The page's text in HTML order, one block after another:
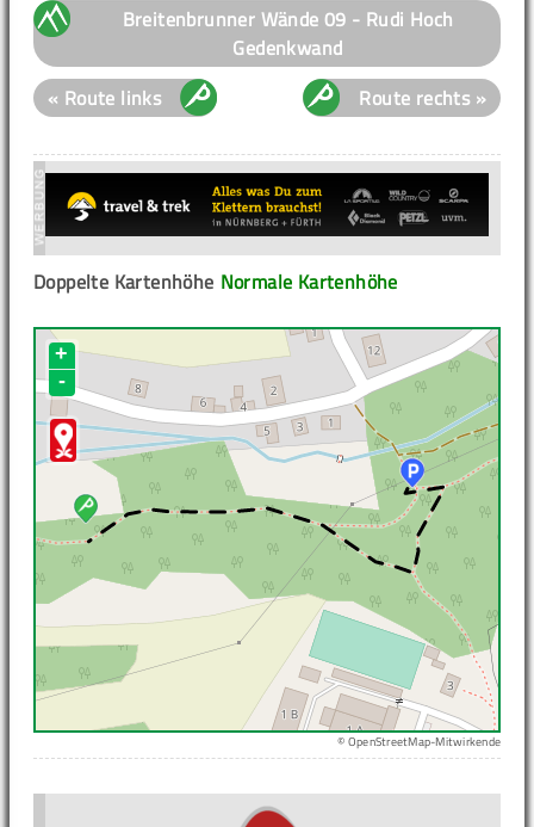
Breitenbrunner Wände 09 - Rudi Hoch
Gedenkwand
« Route links
Route rechts »
Normale Kartenhöhe
Doppelte Kartenhöhe
+
-
© OpenStreetMap-Mitwirkende